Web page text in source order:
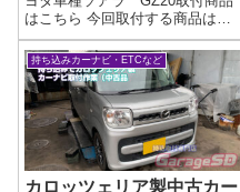
はこちら 今回取付する商品は…
純正部品が出ないので、汎用品
で対応します作業写真年代物の
お車なので、出ない部品も多数
あります(/ω＼)汎用品で対応でき
る所はやっていかないとダメで
すね...
持ち込みカーナビ・ETCなど
カロッツェリア製中古カー